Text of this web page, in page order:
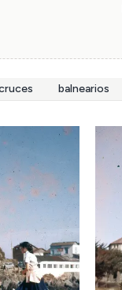
balnearios